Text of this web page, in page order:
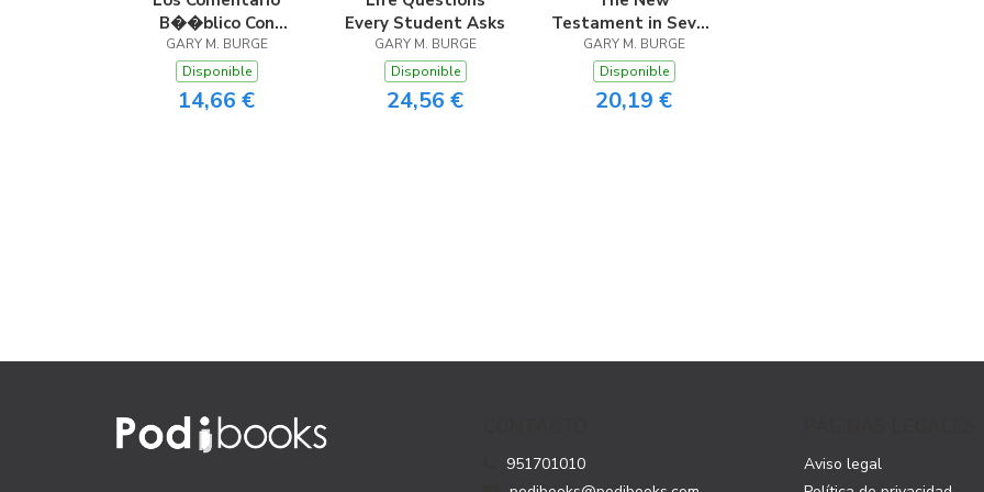
B��blico Con
Aplicaci��n NVI
Cartas de Juan
GARY M. BURGE
Disponible
14,66 €
Every Student Asks
GARY M. BURGE
Disponible
24,56 €
Testament in Seven
Sentences
GARY M. BURGE
Disponible
20,19 €
951701010
Aviso legal